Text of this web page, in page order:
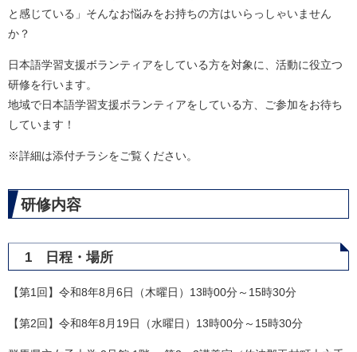
と感じている」そんなお悩みをお持ちの方はいらっしゃいません
か？
日本語学習支援ボランティアをしている方を対象に、活動に役立つ
研修を行います。
地域で日本語学習支援ボランティアをしている方、ご参加をお待ち
しています！
※詳細は添付チラシをご覧ください。
研修内容
1 日程・場所
【第1回】令和8年8月6日（木曜日）13時00分～15時30分
【第2回】令和8年8月19日（水曜日）13時00分～15時30分